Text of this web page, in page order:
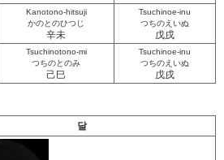
Kanotono-hitsuji
かのとのひつじ
辛未
Tsuchinoe-inu
つちのえいぬ
戊戌
Tsuchinotono-mi
つちのとのみ
己巳
Tsuchinoe-inu
つちのえいぬ
戊戌
달